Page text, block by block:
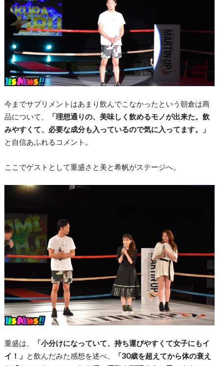
今までサプリメントはあまり飲んでこなかったという朝倉は商
品について、
「理想通りの、美味しく飲めるモノが出来た。飲
みやすくて、必要な成分も入っているので気に入ってます。」
と自信あふれるコメント。
ここでゲストとして重盛さと美と希帆がステージへ。
重盛は、
「小分けになっていて、持ち運びやすくて女子にもイ
イ！」 と飲んだみた感想を述べ、
「30歳を超えてから体の衰え